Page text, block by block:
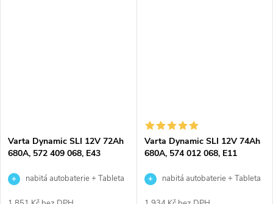
Varta Dynamic SLI 12V 72Ah
680A, 572 409 068, E43
nabitá autobaterie + Tableta
Varta Dynamic SLI 12V 74Ah
680A, 574 012 068, E11
nabitá autobaterie + Tableta